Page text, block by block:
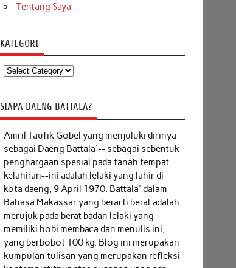
Tentang Saya
KATEGORI
Kategori
SIAPA DAENG BATTALA?
Amril Taufik Gobel yang menjuluki dirinya
sebagai Daeng Battala'-- sebagai sebentuk
penghargaan spesial pada tanah tempat
kelahiran--ini adalah lelaki yang lahir di
kota daeng, 9 April 1970. Battala' dalam
Bahasa Makassar yang berarti berat adalah
merujuk pada berat badan lelaki yang
memiliki hobi membaca dan menulis ini,
yang berbobot 100 kg. Blog ini merupakan
kumpulan tulisan yang merupakan refleksi